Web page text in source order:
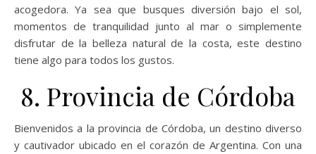
acogedora. Ya sea que busques diversión bajo el sol,
momentos de tranquilidad junto al mar o simplemente
disfrutar de la belleza natural de la costa, este destino
tiene algo para todos los gustos.
8. Provincia de Córdoba
Bienvenidos a la provincia de Córdoba, un destino diverso
y cautivador ubicado en el corazón de Argentina. Con una